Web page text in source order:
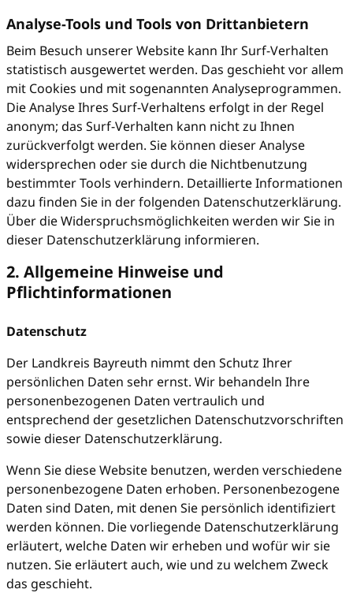
Analyse-Tools und Tools von Drittanbietern
Beim Besuch unserer Website kann Ihr Surf-Verhalten
statistisch ausgewertet werden. Das geschieht vor allem
mit Cookies und mit sogenannten Analyseprogrammen.
Die Analyse Ihres Surf-Verhaltens erfolgt in der Regel
anonym; das Surf-Verhalten kann nicht zu Ihnen
zurückverfolgt werden. Sie können dieser Analyse
widersprechen oder sie durch die Nichtbenutzung
bestimmter Tools verhindern. Detaillierte Informationen
dazu finden Sie in der folgenden Datenschutzerklärung.
Über die Widerspruchsmöglichkeiten werden wir Sie in
dieser Datenschutzerklärung informieren.
2. Allgemeine Hinweise und
Pflichtinformationen
Datenschutz
Der Landkreis Bayreuth nimmt den Schutz Ihrer
persönlichen Daten sehr ernst. Wir behandeln Ihre
personenbezogenen Daten vertraulich und
entsprechend der gesetzlichen Datenschutzvorschriften
sowie dieser Datenschutzerklärung.
Wenn Sie diese Website benutzen, werden verschiedene
personenbezogene Daten erhoben. Personenbezogene
Daten sind Daten, mit denen Sie persönlich identifiziert
werden können. Die vorliegende Datenschutzerklärung
erläutert, welche Daten wir erheben und wofür wir sie
nutzen. Sie erläutert auch, wie und zu welchem Zweck
das geschieht.